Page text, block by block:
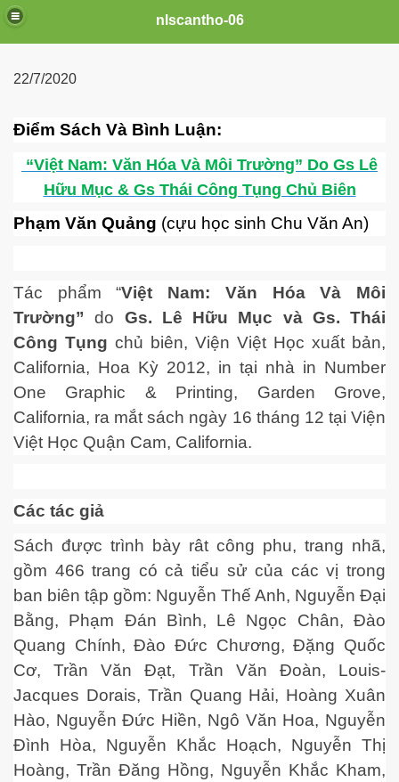
nlscantho-06
22/7/2020
Điểm Sách Và Bình Luận:
“Việt Nam: Văn Hóa Và Môi Trường” Do Gs Lê
Hữu Mục & Gs Thái Công Tụng Chủ Biên
Phạm Văn Quảng (cựu học sinh Chu Văn An)
Tác phẩm “Việt Nam: Văn Hóa Và Môi
Trường” do Gs. Lê Hữu Mục và Gs. Thái
Công Tụng chủ biên, Viện Việt Học xuất bản,
California, Hoa Kỳ 2012, in tại nhà in Number
One Graphic & Printing, Garden Grove,
California, ra mắt sách ngày 16 tháng 12 tại Viện
Việt Học Quận Cam, California.
Các tác giả
Sách được trình bày rât công phu, trang nhã,
gồm 466 trang có cả tiểu sử của các vị trong
ban biên tập gồm: Nguyễn Thế Anh, Nguyễn Đại
Bằng, Phạm Đán Bình, Lê Ngọc Chân, Đào
Quang Chính, Đào Đức Chương, Đặng Quốc
Cơ, Trần Văn Đạt, Trần Văn Đoàn, Louis-
Jacques Dorais, Trần Quang Hải, Hoàng Xuân
Hào, Nguyễn Đức Hiền, Ngô Văn Hoa, Nguyễn
Đình Hòa, Nguyễn Khắc Hoạch, Nguyễn Thị
Hoàng, Trần Đăng Hồng, Nguyễn Khắc Kham,
19
và FAO
Việt
Covid-19